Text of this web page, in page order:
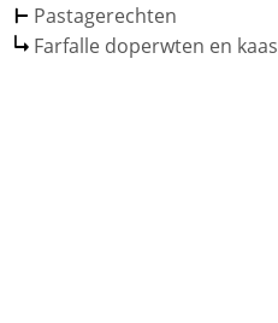
Pastagerechten
Farfalle doperwten en kaas